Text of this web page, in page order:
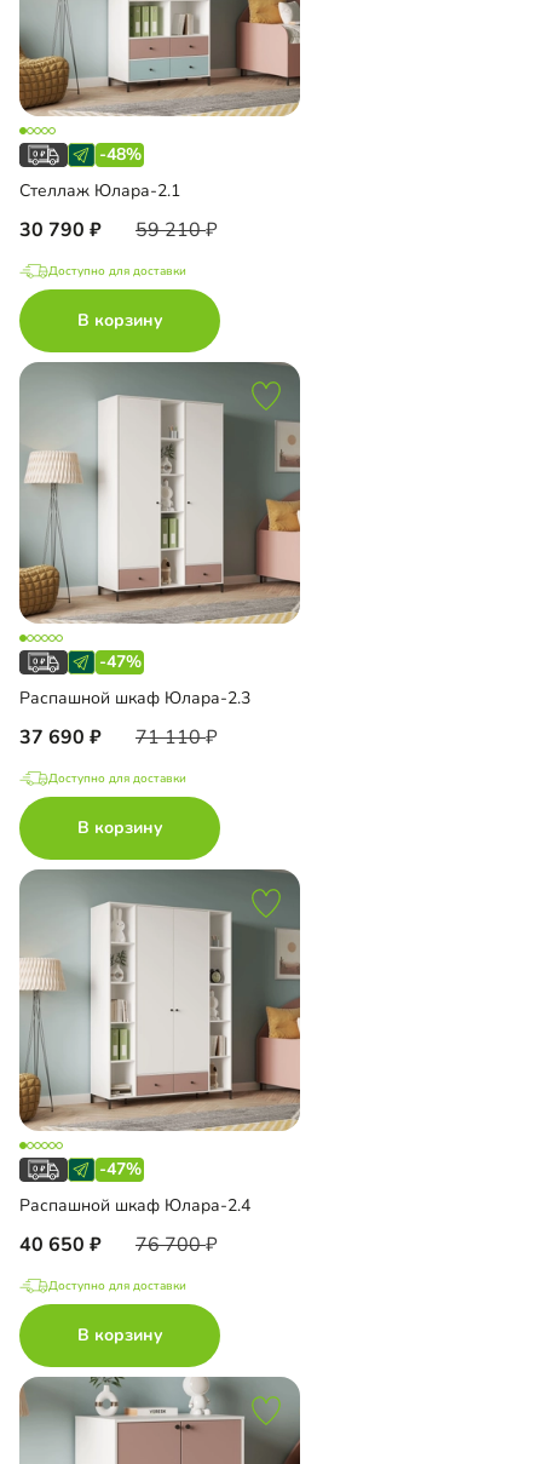
-48%
Стеллаж Юлара-2.1
30 790 59 210
Доступно для доставки
В корзину
-47%
Распашной шкаф Юлара-2.3
37 690 71 110
Доступно для доставки
В корзину
-47%
Распашной шкаф Юлара-2.4
40 650 76 700
Доступно для доставки
В корзину